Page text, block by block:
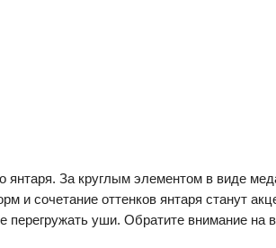
янтаря. За круглым элементом в виде
сочетание оттенков янтаря станут
перегружать уши. Обратите внимание на